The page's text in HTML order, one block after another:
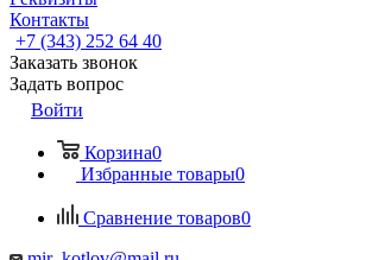
Контакты
+7 (343) 252 64 40
Заказать звонок
Задать вопрос
Войти
Корзина0
Избранные товары0
Сравнение товаров0